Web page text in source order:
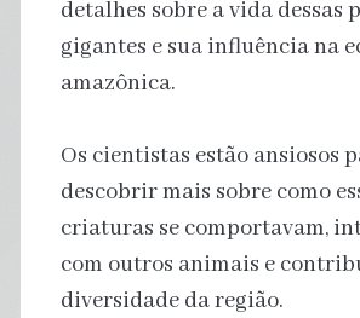
detalhes sobre a vida dessas
gigantes e sua influência na
amazônica.
Os cientistas estão ansiosos
descobrir mais sobre como
criaturas se comportavam,
com outros animais e
diversidade da região.